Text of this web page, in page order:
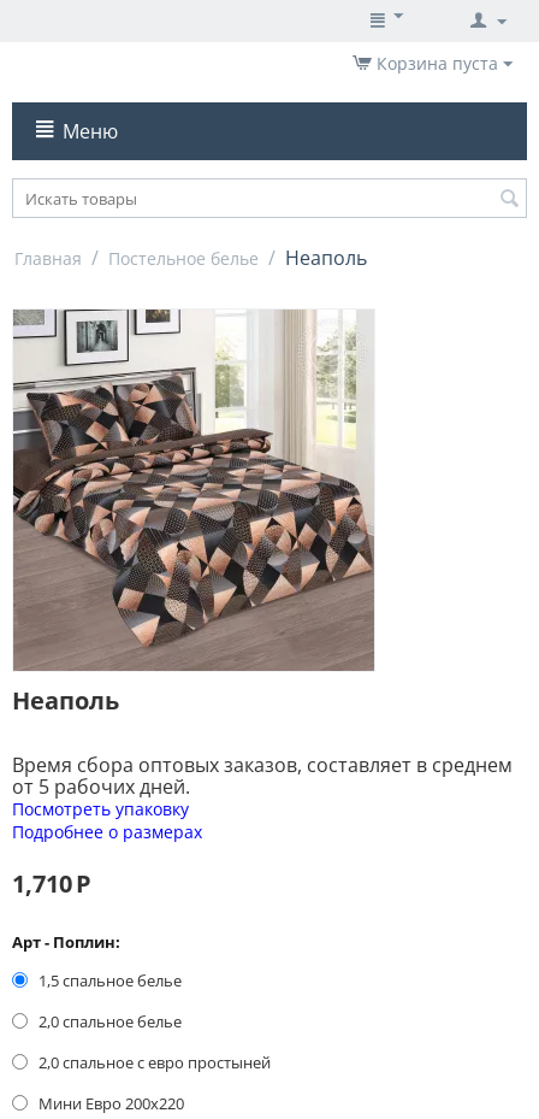
Корзина пуста
Меню
Главная / Постельное белье / Неаполь
Неаполь
Время сбора оптовых заказов, составляет в среднем
от 5 рабочих дней.
Посмотреть упаковку
Подробнее о размерах
1,710Р
Арт - Поплин:
1,5 спальное белье
2,0 спальное белье
2,0 спальное с евро простыней
Мини Евро 200x220